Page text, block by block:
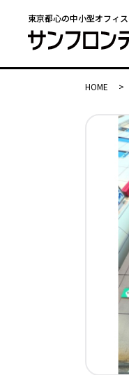
東京都心の中小型オフィ
HOME >